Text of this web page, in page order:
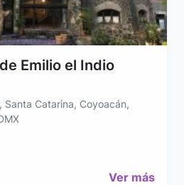
Emilio el Indio
Santa Catarina, Coyoacán,
Ver más